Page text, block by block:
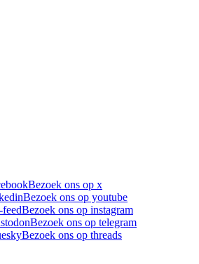
Bezoek ons op x
Bezoek ons op youtube
Bezoek ons op instagram
Bezoek ons op telegram
Bezoek ons op threads